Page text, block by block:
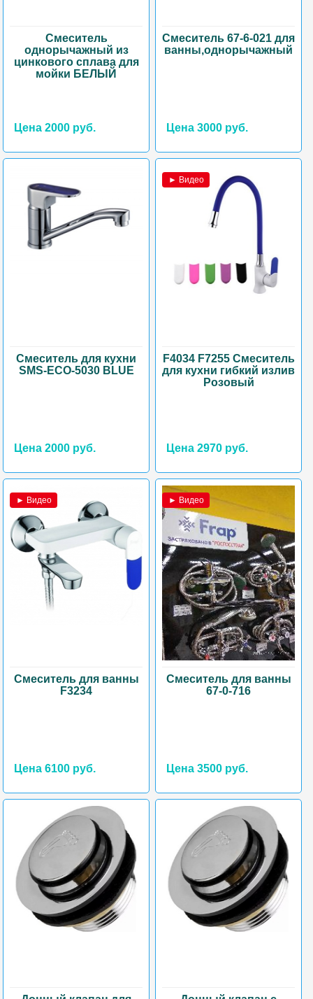
Смеситель
однорычажный из
цинкового сплава для
мойки БЕЛЫЙ
Цена 2000 руб.
Смеситель 67-6-021 для
ванны,однорычажный
Цена 3000 руб.
Смеситель для кухни
SMS-ECO-5030 BLUE
Цена 2000 руб.
► Видео
F4034 F7255 Смеситель
для кухни гибкий излив
Розовый
Цена 2970 руб.
► Видео
Смеситель для ванны
F3234
Цена 6100 руб.
► Видео
Смеситель для ванны
67-0-716
Цена 3500 руб.